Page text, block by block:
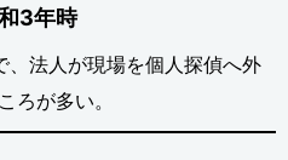
3年時
法人が現場を個人探偵へ外
ろが多い。